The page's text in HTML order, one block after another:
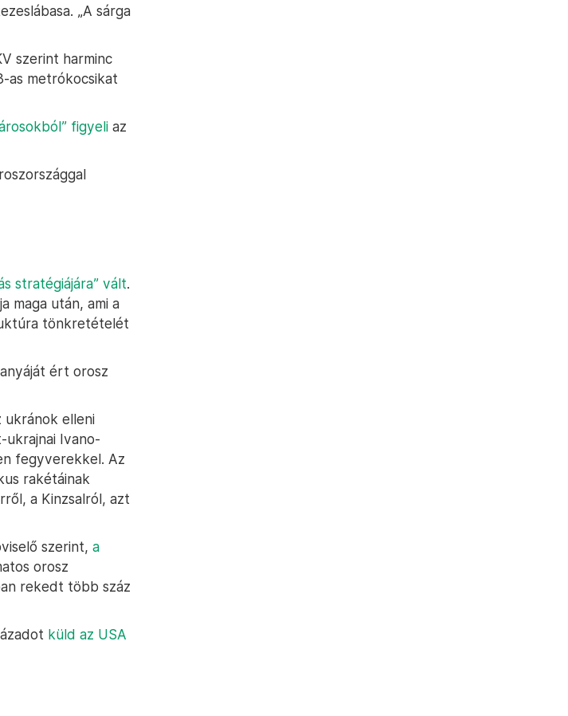
„A sárga
szerint harminc
as metrókocsikat
figyeli az
stratégiájára” vált.
maga után, ami a
tönkretételét
ért orosz
elleni
ukrajnai Ivano-
fegyverekkel. Az
rakétáinak
a Kinzsalról, azt
szerint, a
orosz
rekedt több száz
küld az USA